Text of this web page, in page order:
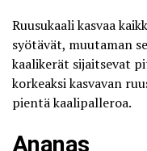
Ruusukaali kasvaa
syötävät, muutaman
kaalikerät sijaitsevat
korkeaksi kasvavan
pientä kaalipalleroa.
Ananas